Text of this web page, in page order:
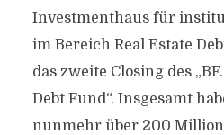
Investmenthaus für
im Bereich Real Estate
das zweite Closing des
Debt Fund“. Insgesamt
nunmehr über 200